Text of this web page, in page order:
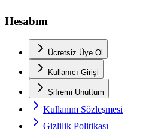
Hesabım
Ücretsiz Üye Ol
Kullanıcı Girişi
Şifremi Unuttum
Kullanım Sözleşmesi
Gizlilik Politikası